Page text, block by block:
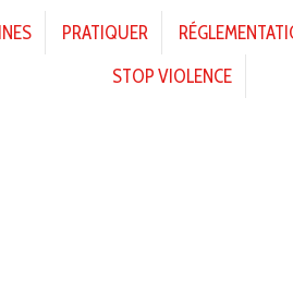
PRATIQUER
STOP VIOLENCE